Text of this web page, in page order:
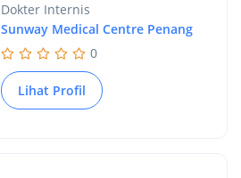
Dokter Internis
Sunway Medical Centre Penang
0
Lihat Profil